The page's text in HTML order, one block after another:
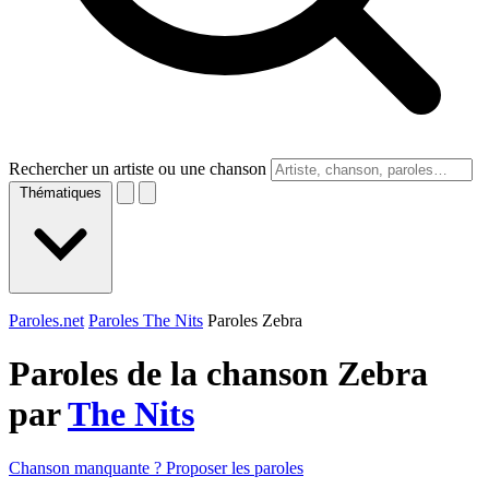
Rechercher un artiste ou une chanson
Thématiques
Paroles.net Paroles The Nits Paroles Zebra
Paroles de la chanson Zebra
parThe Nits
Chanson manquante ? Proposer les paroles